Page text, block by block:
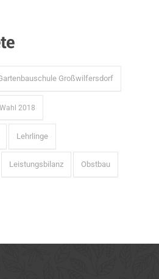
Großwilfersdorf
2018
Lehrlinge
Leistungsbilanz Obstbau